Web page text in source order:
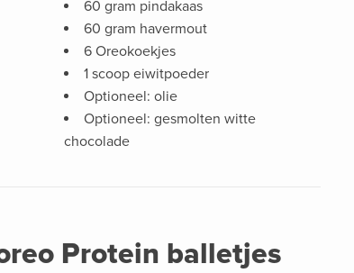
60 gram pindakaas
60 gram havermout
6 Oreokoekjes
1 scoop eiwitpoeder
Optioneel: olie
Optioneel: gesmolten witte
chocolade
Protein balletjes